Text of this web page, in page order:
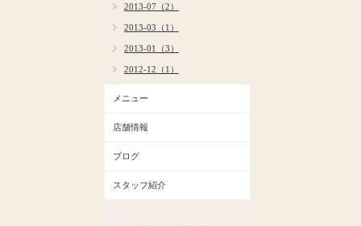
2013-07（2）
2013-03（1）
2013-01（3）
2012-12（1）
メニュー
店舗情報
ブログ
スタッフ紹介